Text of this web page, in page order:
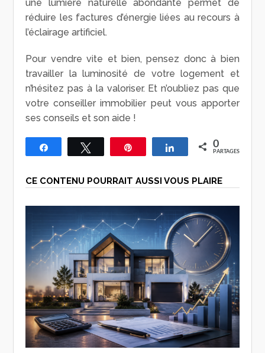
une lumière naturelle abondante permet de
réduire les factures d’énergie liées au recours à
l’éclairage artificiel.
Pour vendre vite et bien, pensez donc à bien
travailler la luminosité de votre logement et
n’hésitez pas à la valoriser. Et n’oubliez pas que
votre conseiller immobilier peut vous apporter
ses conseils et son aide !
Partagez Tweetez Épingle Partagez0
PARTAGES
CE CONTENU POURRAIT AUSSI VOUS PLAIRE